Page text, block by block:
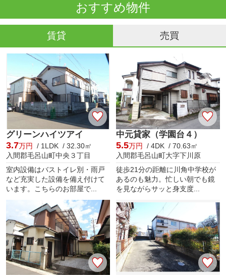
おすすめ物件
賃貸 売買
グリーンハイツアイ
3.7万円
/ 1LDK / 32.30㎡
入間郡毛呂山町中央３丁目
室内設備はバストイレ別・雨戸
など充実した設備を備え付けて
います。こちらのお部屋で...
中元貸家（学園台４）
5.5万円
/ 4DK / 70.63㎡
入間郡毛呂山町大字下川原
徒歩21分の距離に川角中学校が
あるのも魅力。忙しい朝でも鏡
を見ながらサッと身支度...